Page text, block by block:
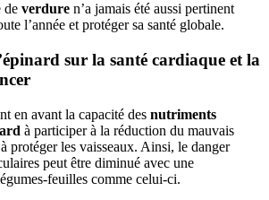
de verdure n’a jamais été aussi pertinent
l’année et protéger sa santé globale.
sur la santé cardiaque et la
en avant la capacité des nutriments
à participer à la réduction du mauvais
protéger les vaisseaux. Ainsi, le danger
peut être diminué avec une
feuilles comme celui-ci.